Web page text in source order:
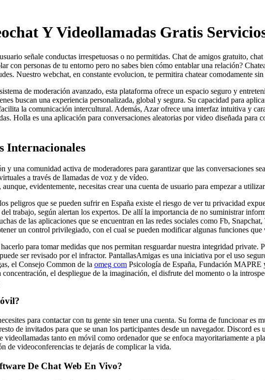
Y Videollamadas Gratis
señale conductas irrespetuosas o no permitidas. Chat de amigos gratuito,
con personas de tu entorno pero no sabes bien cómo entablar una relación?
Nuestro webchat, en constante evolucion, te permitira chatear comodamente
de moderación avanzado, esta plataforma ofrece un espacio seguro y
buscan una experiencia personalizada, global y segura. Su capacidad para
la comunicación intercultural. Además, Azar ofrece una interfaz intuitiva y
Holla es una aplicación para conversaciones aleatorias por video diseñada para
Internacionales
y una comunidad activa de moderadores para garantizar que las conversaciones
a través de llamadas de voz y de vídeo.
evidentemente, necesitas crear una cuenta de usuario para empezar a
peligros que se pueden sufrir en España existe el riesgo de ver tu privacidad
trabajo, según alertan los expertos. De allí la importancia de no suministrar
de las aplicaciones que se encuentran en las redes sociales como Fb,
un control privilegiado, con el cual se pueden modificar algunas funciones
para tomar medidas que nos permitan resguardar nuestra integridad
ser revisado por el infractor. PantallasAmigas es una iniciativa por el uso
el Consejo Common de la omeg com Psicología de España, Fundación MAPRE
el despliegue de la imaginación, el disfrute del momento o la
para contactar con tu gente sin tener una cuenta. Su forma de funcionar
de invitados para que se unan los participantes desde un navegador. Discord
tanto en móvil como ordenador que se enfoca mayoritariamente a
de videoconferencias te dejarás de complicar la vida.
De Chat Web En Vivo?